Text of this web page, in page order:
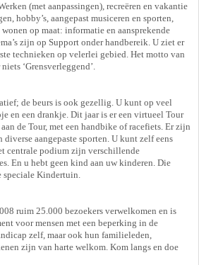
(met aanpassingen), recreëren en vakantie
hobby’s, aangepast musiceren en sporten,
op maat: informatie en aansprekende
zijn op Support onder handbereik. U ziet er
technieken op velerlei gebied. Het motto van
‘Grensverleggend’.
de beurs is ook gezellig. U kunt op veel
en een drankje. Dit jaar is er een virtueel Tour
de Tour, met een handbike of racefiets. Er zijn
aangepaste sporten. U kunt zelf eens
centrale podium zijn verschillende
En u hebt geen kind aan uw kinderen. Die
speciale Kindertuin.
ruim 25.000 bezoekers verwelkomen en is
voor mensen met een beperking in de
zelf, maar ook hun familieleden,
zijn van harte welkom. Kom langs en doe